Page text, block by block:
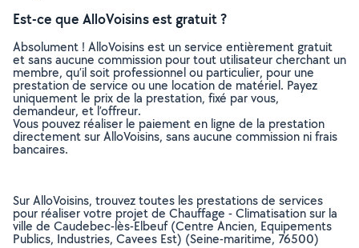
Est-ce que AlloVoisins est gratuit ?
Absolument ! AlloVoisins est un service entièrement gratuit
et sans aucune commission pour tout utilisateur cherchant un
membre, qu’il soit professionnel ou particulier, pour une
prestation de service ou une location de matériel. Payez
uniquement le prix de la prestation, fixé par vous,
demandeur, et l’offreur.
Vous pouvez réaliser le paiement en ligne de la prestation
directement sur AlloVoisins, sans aucune commission ni frais
bancaires.
Sur AlloVoisins, trouvez toutes les prestations de services
pour réaliser votre projet de Chauffage - Climatisation sur la
ville de Caudebec-lès-Elbeuf (Centre Ancien, Equipements
Publics, Industries, Cavees Est) (Seine-maritime, 76500)